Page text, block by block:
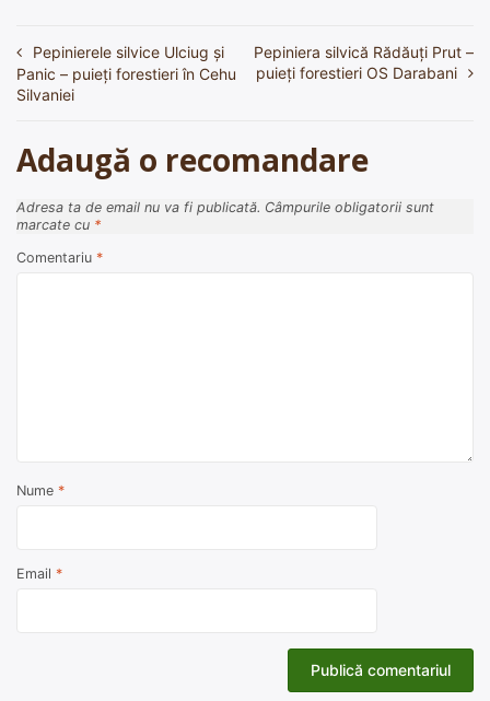
Navigare
în
Pepinierele silvice Ulciug și
Panic – puieți forestieri în Cehu
Silvaniei
Pepiniera silvică Rădăuți Prut –
puieți forestieri OS Darabani
Adaugă o recomandare
Adresa ta de email nu va fi publicată. Câmpurile obligatorii sunt
marcate cu *
Comentariu *
Nume *
Email *